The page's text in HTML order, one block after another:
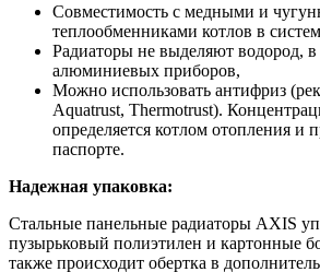
Совместимость с медными и
теплообменниками котлов в
Радиаторы не выделяют водород,
алюминиевых приборов,
Можно использовать антифриз
Aquatrust, Thermotrust).
определяется котлом отопления и
паспорте.
Надежная упаковка:
Стальные панельные радиаторы AXIS
пузырьковый полиэтилен и картонные
также происходит обертка в